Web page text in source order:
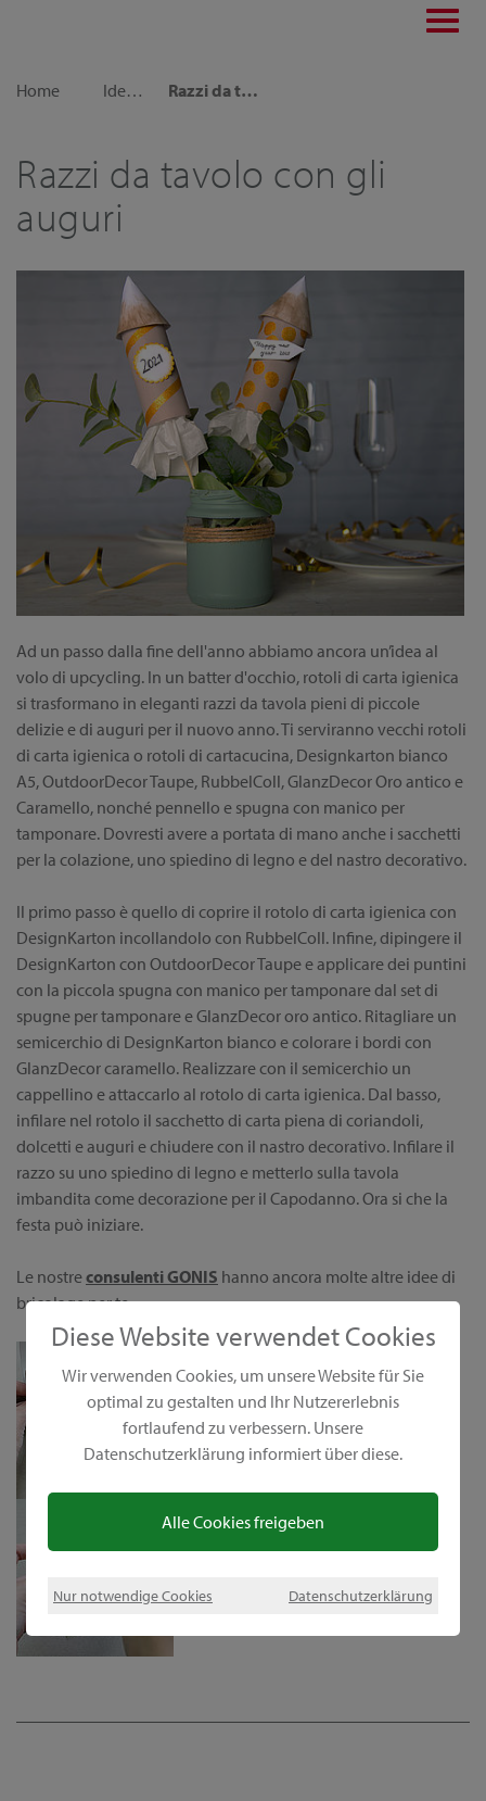
Diese Website verwendet Cookies
Wir verwenden Cookies, um unsere Website für Sie
optimal zu gestalten und Ihr Nutzererlebnis
fortlaufend zu verbessern. Unsere
Datenschutzerklärung informiert über diese.
Alle Cookies freigeben
Nur notwendige Cookies Datenschutzerklärung
Home
Idee decorative Razzi da tavolo con gli auguri
Razzi da tavolo con gli
auguri
Ad un passo dalla fine dell'anno abbiamo ancora un’idea al
volo di upcycling. In un batter d'occhio, rotoli di carta igienica
si trasformano in eleganti razzi da tavola pieni di piccole
delizie e di auguri per il nuovo anno. Ti serviranno vecchi rotoli
di carta igienica o rotoli di cartacucina, Designkarton bianco
A5, OutdoorDecor Taupe, RubbelColl, GlanzDecor Oro antico e
Caramello, nonché pennello e spugna con manico per
tamponare. Dovresti avere a portata di mano anche i sacchetti
per la colazione, uno spiedino di legno e del nastro decorativo.
Il primo passo è quello di coprire il rotolo di carta igienica con
DesignKarton incollandolo con RubbelColl. Infine, dipingere il
DesignKarton con OutdoorDecor Taupe e applicare dei puntini
con la piccola spugna con manico per tamponare dal set di
spugne per tamponare e GlanzDecor oro antico. Ritagliare un
semicerchio di DesignKarton bianco e colorare i bordi con
GlanzDecor caramello. Realizzare con il semicerchio un
cappellino e attaccarlo al rotolo di carta igienica. Dal basso,
infilare nel rotolo il sacchetto di carta piena di coriandoli,
dolcetti e auguri e chiudere con il nastro decorativo. Infilare il
razzo su uno spiedino di legno e metterlo sulla tavola
imbandita come decorazione per il Capodanno. Ora si che la
festa può iniziare.
Le nostreconsulenti GONIS hanno ancora molte altre idee di
bricolage per te.